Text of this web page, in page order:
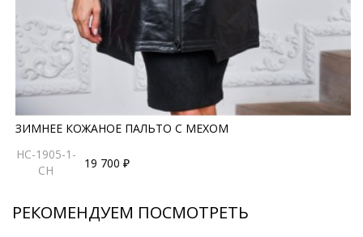
ЗИМНЕЕ КОЖАНОЕ ПАЛЬТО С МЕХОМ
HC-1905-1-
CH
19 700 ₽
РЕКОМЕНДУЕМ ПОСМОТРЕТЬ